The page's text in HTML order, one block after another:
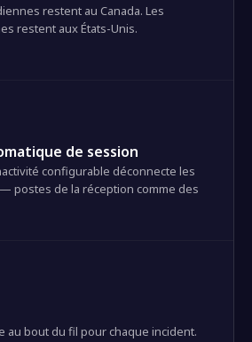
restent au Canada. Les
restent aux États-Unis.
de session
configurable déconnecte les
postes de la réception comme des
au bout du fil pour chaque incident.